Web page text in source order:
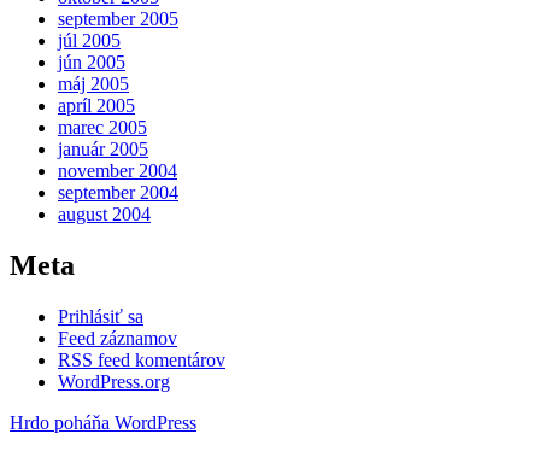
september 2005
júl 2005
jún 2005
máj 2005
apríl 2005
marec 2005
január 2005
november 2004
september 2004
august 2004
Meta
Prihlásiť sa
Feed záznamov
RSS feed komentárov
WordPress.org
Hrdo poháňa WordPress